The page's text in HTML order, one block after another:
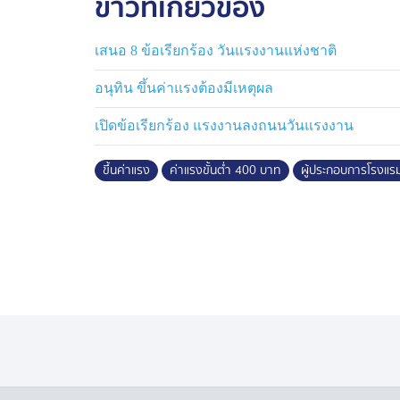
พนักงานลาออก ก็จะไม่มีใครจ้างงานเพิ่ม จ
หน้าที่ได้หลายด้าน หรือการจัดจ้างพนักงาน
เมืองใหญ่มีการจ้างงานที่เท่ากับหรือมากกว่า
แรงงานทักษะ แต่ถ้าเป็นโรงแรมในระดับภูมิ
ระทบกับนโยบายนี้ชัดเจน”
นายเข็มชาติ กล่าวต่ออว่า นโยบายนี้ทำให้โ
สั้น โดยโครงการนี้สิ้นสุดเดือน ต.ค. ซึ่งก็จะเ
เสนอ 8 ข้อเรียกร้อง วันแรงงานแห่งชาติ
อนุทิน ขึ้นค่าแรงต้องมีเหตุผล
เปิดข้อเรียกร้อง แรงงานลงถนนวันแรงงาน
ขึ้นค่าแรง ค่าแรงขั้นต่ำ 400 บาท ผู้ประกอบการโรงแร